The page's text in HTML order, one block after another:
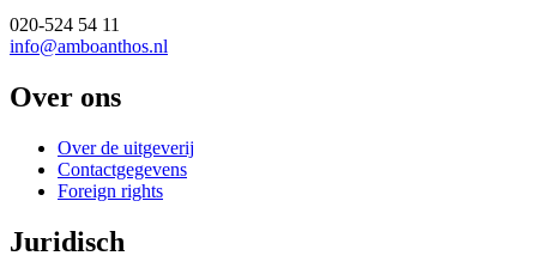
020-524 54 11
info@amboanthos.nl
Over ons
Over de uitgeverij
Contactgegevens
Foreign rights
Juridisch